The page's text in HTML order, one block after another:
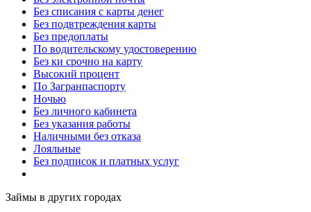
Без списания с карты денег
Без подвтреждения карты
Без предоплаты
По водительскому удостоверению
Без ки срочно на карту
Высокий процент
По Загранпаспорту
Ночью
Без личного кабинета
Без указания работы
Наличными без отказа
Лояльные
Без подписок и платных услуг
Займы в других городах